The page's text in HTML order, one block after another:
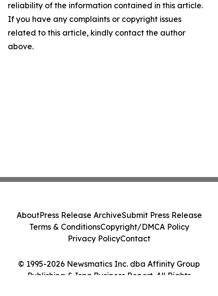
reliability of the information contained in this article.
If you have any complaints or copyright issues
related to this article, kindly contact the author
above.
© 1995-2026 Newsmatics Inc. dba Affinity Group
Publishing & Iraq Business Report. All Rights
AboutPress Release ArchiveSubmit Press Release
Terms & ConditionsCopyright/DMCA Policy
Privacy PolicyContact